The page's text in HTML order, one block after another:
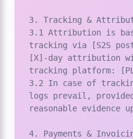
3. Tracking &
3.1 Attribution is
tracking via [S2S
[X]-day attribution
tracking platform:
3.2 In case of
logs prevail, provided
reasonable evidence
4. Payments &